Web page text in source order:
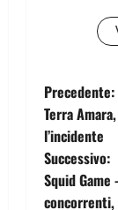
Precedente:
Terra
l’incidente
Successivo:
Squid